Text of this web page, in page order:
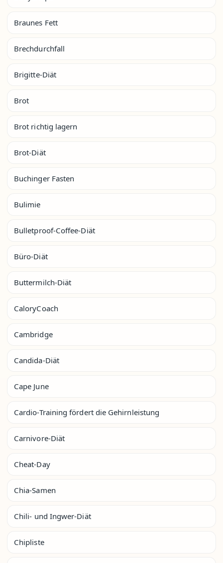
Braunes Fett
Brechdurchfall
Brigitte-Diät
Brot
Brot richtig lagern
Brot-Diät
Buchinger Fasten
Bulimie
Bulletproof-Coffee-Diät
Büro-Diät
Buttermilch-Diät
CaloryCoach
Cambridge
Candida-Diät
Cape June
Cardio-Training fördert die Gehirnleistung
Carnivore-Diät
Cheat-Day
Chia-Samen
Chili- und Ingwer-Diät
Chipliste